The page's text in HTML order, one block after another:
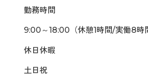
勤務時間
9:00～18:00（休憩1時間/実働8時
休日休暇
土日祝